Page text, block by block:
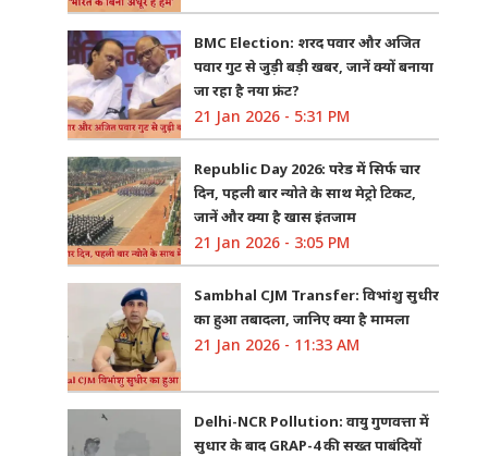
BMC Election: शरद पवार और अजित
पवार गुट से जुड़ी बड़ी खबर, जानें क्यों बनाया
जा रहा है नया फ्रंट?
21 Jan 2026 - 5:31 PM
Republic Day 2026: परेड में सिर्फ चार
दिन, पहली बार न्योते के साथ मेट्रो टिकट,
जानें और क्या है खास इंतजाम
21 Jan 2026 - 3:05 PM
Sambhal CJM Transfer: विभांशु सुधीर
का हुआ तबादला, जानिए क्या है मामला
21 Jan 2026 - 11:33 AM
Delhi-NCR Pollution: वायु गुणवत्ता में
सुधार के बाद GRAP-4 की सख्त पाबंदियों